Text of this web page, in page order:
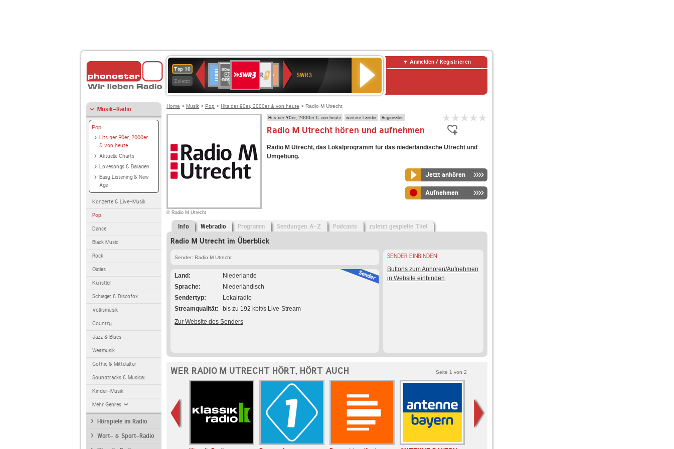
Top 10
Zuletzt
Deutschlandfunk
80er
90er
OLDIE
ANTENNE
4
Deutschlandfunk
Kultur
NDR
2
SWR1
Baden-
Württemberg
SWR3
Anmelden / Registrieren
Musik-Radio
Pop
Hits der 90er, 2000er
& von heute
Aktuelle Charts
Lovesongs & Balladen
Easy Listening & New
Age
Konzerte & Live-Musik
Pop
Dance
Black Music
Rock
Oldies
Künstler
Schlager & Discofox
Volksmusik
Country
Jazz & Blues
Weltmusik
Gothic & Mittelalter
Soundtracks & Musical
Kinder-Musik
Mehr Genres
Hörspiele im Radio
Wort- & Sport-Radio
Home > Musik > Pop > Hits der 90er, 2000er & von heute > Radio M Utrecht
© Radio M Utrecht
Hits der 90er, 2000er & von heute weitere Länder Regionales
Radio M Utrecht hören und aufnehmen
Radio M Utrecht, das Lokalprogramm für das niederländische Utrecht und
Umgebung.
Jetzt anhören
Aufnehmen
Info Webradio Programm Sendungen A-Z Podcasts zuletzt gespielte Titel
Radio M Utrecht im Überblick
Sender: Radio M Utrecht
Land
Niederlande
Sprache
Niederländisch
Sendertyp
Lokalradio
Streamqualität
bis zu 192 kbit/s Live-Stream
Zur Website des Senders
SENDER EINBINDEN
Buttons zum Anhören/Aufnehmen
in Website einbinden
WER RADIO M UTRECHT HÖRT, HÖRT AUCH Seite 1 von 2